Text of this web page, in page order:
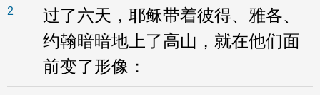
2
过了六天，耶稣带着彼得、雅各、
约翰暗暗地上了高山，就在他们面
前变了形像：